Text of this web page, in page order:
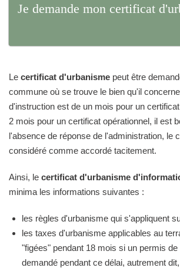
Je demande mon certificat
Le certificat d'urbanisme peut être
commune où se trouve le bien qu'il
d'instruction est de un mois pour un
2 mois pour un certificat opérationnel, il est
l'absence de réponse de l'administration, le
considéré comme accordé tacitement.
Ainsi, le certificat d'urbanisme
minima les informations suivantes :
les règles d'urbanisme qui s'appliquent
les taxes d'urbanisme applicables au
"figées" pendant 18 mois si un permis
demandé pendant ce délai, autrement